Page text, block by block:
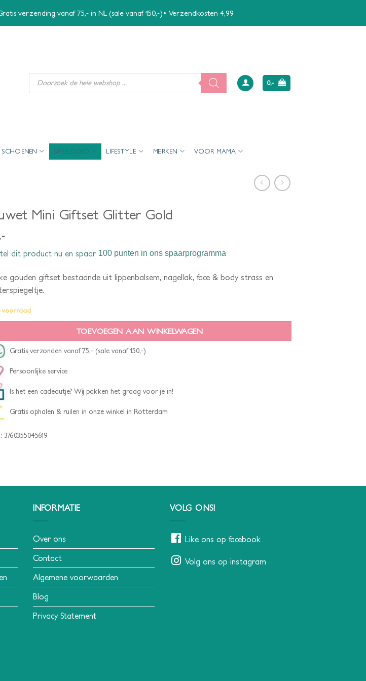
verzending vanaf 75,- in NL (sale vanaf 150,-)• Verzendkosten 4,99
Producten
zoeken
0,-
SCHOENEN SPEELGOED LIFESTYLE MERKEN VOOR MAMA
Mini Giftset Glitter Gold
dit product nu en spaar 100 punten in ons spaarprogramma
gouden giftset bestaande uit lippenbalsem, nagellak, face & body strass en
voorraad
TOEVOEGEN AAN WINKELWAGEN
Gratis verzonden vanaf 75,- (sale vanaf 150,-)
Persoonlijke service
Is het een cadeautje? Wij pakken het graag voor je in!
Gratis ophalen & ruilen in onze winkel in Rotterdam
3760355045619
INFORMATIE
Over ons
Contact
Algemene voorwaarden
Blog
Privacy Statement
VOLG ONS!
Like ons op facebook
Volg ons op instagram